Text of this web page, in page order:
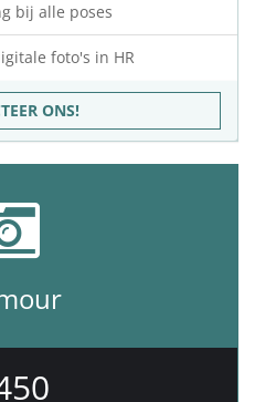
bij alle poses
foto's in HR
ONS!